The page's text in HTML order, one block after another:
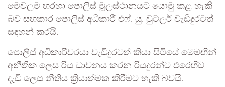
මෙවලම හරහා පොලිස් මූලස්ථානයට යොමු කළ හැකි
බව සහකාර පොලිස් අධිකාරී එෆ්. යු. වුට්ලර් වැඩිදුරටත්
සඳහන් කරයි.
පොලිස් අධිකාරීවරයා වැඩිදුරටත් කියා සිටියේ මෙමඟින්
අනීතික ලෙස රිය ධාවනය කරන රියදුරන්ට එරෙහිව
දැඩි ලෙස නීතිය ක්‍රියාත්මක කිරීමට හැකි බවයි.